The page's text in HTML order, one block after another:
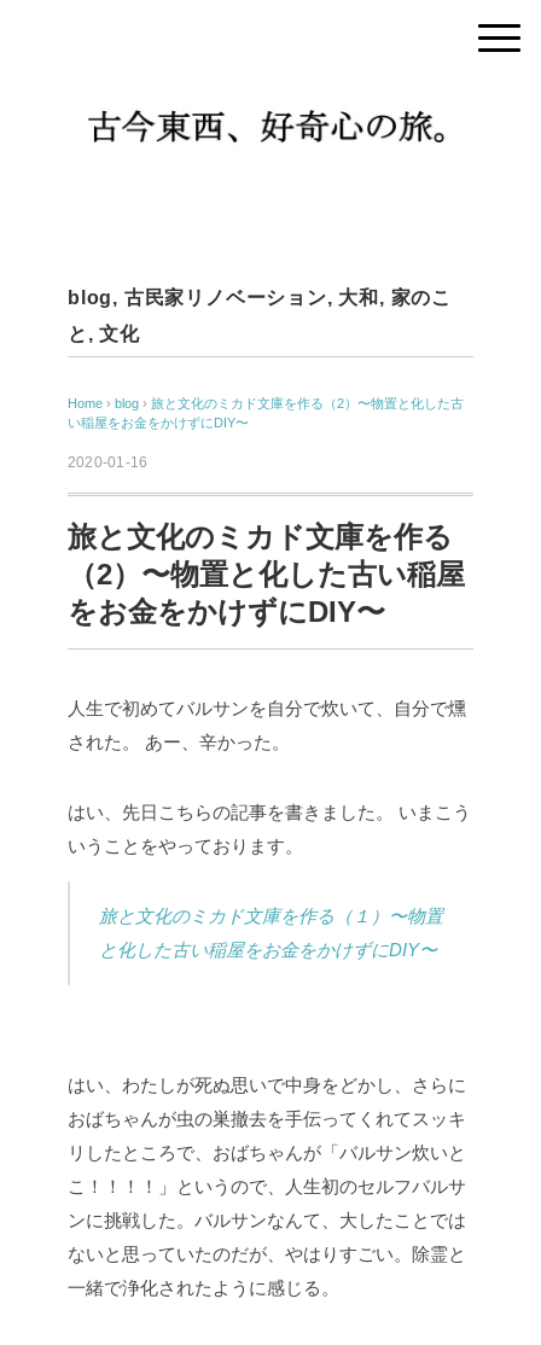
blog, 古民家リノベーション, 大和 , 家のこ
と ,文化
Home › blog › 旅と文化のミカド文庫を作る（2）〜物置と化した古
い稲屋をお金をかけずにDIY〜
2020-01-16
旅と文化のミカド文庫を作る
（2）〜物置と化した古い稲屋
をお金をかけずにDIY〜
人生で初めてバルサンを自分で炊いて、自分で燻
された。
あー、辛かった。
はい、先日こちらの記事を書きました。
いまこう
いうことをやっております。
旅と文化のミカド文庫を作る（１）〜物置
と化した古い稲屋をお金をかけずにDIY〜
はい、わたしが死ぬ思いで中身をどかし、さらに
おばちゃんが虫の巣撤去を手伝ってくれてスッキ
リしたところで、おばちゃんが「バルサン炊いと
こ！！！！」というので、人生初のセルフバルサ
ンに挑戦した。バルサンなんて、大したことでは
ないと思っていたのだが、やはりすごい。除霊と
一緒で浄化されたように感じる。